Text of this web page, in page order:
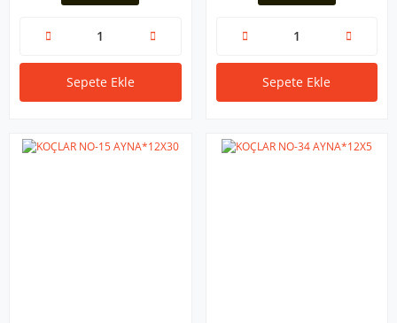
Sepete Ekle Sepete Ekle